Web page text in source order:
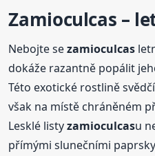
Zamioculcas –
Nebojte sezamioculcas
dokáže razantně popálit
Této exotické rostlině
však na místě chráněném
Lesklé listyzamioculcasu
přímými slunečními